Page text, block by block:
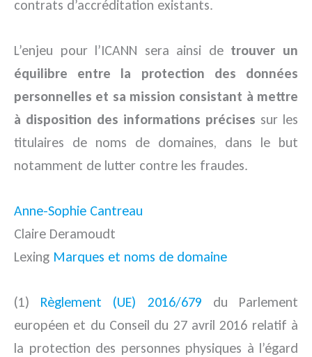
contrats d’accréditation existants.
L’enjeu pour l’ICANN sera ainsi de trouver un
équilibre entre la protection des données
personnelles et sa mission consistant à mettre
à disposition des informations précises sur les
titulaires de noms de domaines, dans le but
notamment de lutter contre les fraudes.
Anne-Sophie Cantreau
Claire Deramoudt
Lexing Marques et noms de domaine
(1) Règlement (UE) 2016/679 du Parlement
européen et du Conseil du 27 avril 2016 relatif à
la protection des personnes physiques à l’égard